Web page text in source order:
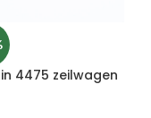
4475 zeilwagen